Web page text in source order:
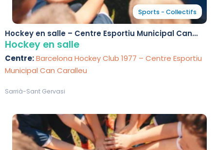
Sports - Collectifs
Hockey en salle – Centre Esportiu Municipal Can
Caralleu
Hockey en salle
Centre:Barcelona Hockey Club 1977 – Centre Esportiu
Municipal Can Caralleu
Sarrià-Sant Gervasi